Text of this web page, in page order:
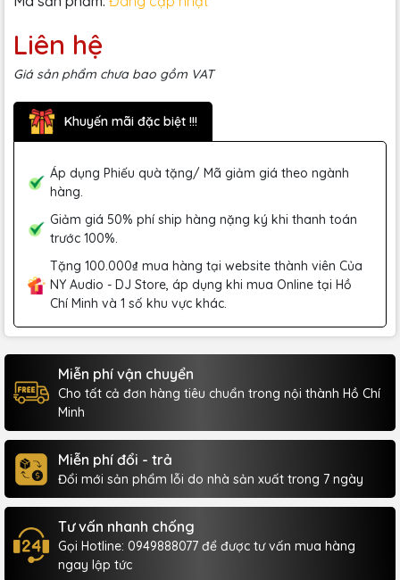
Liên hệ
Giá sản phẩm chưa bao gồm VAT
Khuyến mãi đặc biệt !!!
Áp dụng Phiếu quà tặng/ Mã giảm giá theo ngành
hàng.
Giảm giá 50% phí ship hàng nặng ký khi thanh toán
trước 100%.
Tặng 100.000₫ mua hàng tại website thành viên Của
NY Audio - DJ Store, áp dụng khi mua Online tại Hồ
Chí Minh và 1 số khu vực khác.
Miễn phí vận chuyển
Cho tất cả đơn hàng tiêu chuẩn trong nội thành Hồ Chí
Minh
Miễn phí đổi - trả
Đổi mới sản phẩm lỗi do nhà sản xuất trong 7 ngày
Tư vấn nhanh chống
Gọi Hotline: 0949888077 để được tư vấn mua hàng
ngay lập tức